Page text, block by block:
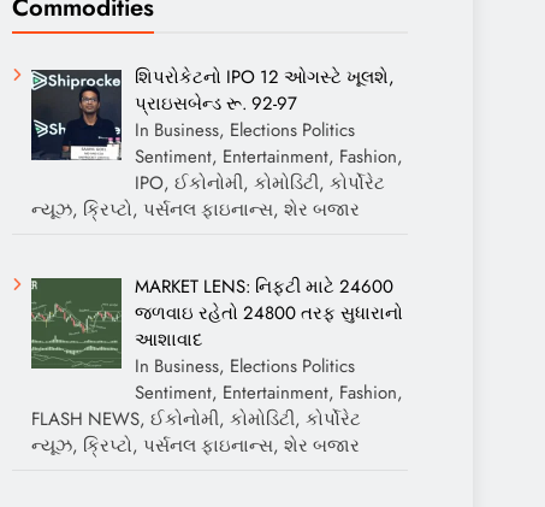
Commodities
શિપરોકેટનો IPO 12 ઓગસ્ટે ખૂલશે,
પ્રાઇસબેન્ડ રૂ. 92-97
In Business, Elections Politics
Sentiment, Entertainment, Fashion,
IPO, ઈકોનોમી, કોમોડિટી, કોર્પોરેટ
ન્યૂઝ, ક્રિપ્ટો, પર્સનલ ફાઇનાન્સ, શેર બજાર
MARKET LENS: નિફ્ટી માટે 24600
જળવાઇ રહેતો 24800 તરફ સુધારાનો
આશાવાદ
In Business, Elections Politics
Sentiment, Entertainment, Fashion,
FLASH NEWS, ઈકોનોમી, કોમોડિટી, કોર્પોરેટ
ન્યૂઝ, ક્રિપ્ટો, પર્સનલ ફાઇનાન્સ, શેર બજાર